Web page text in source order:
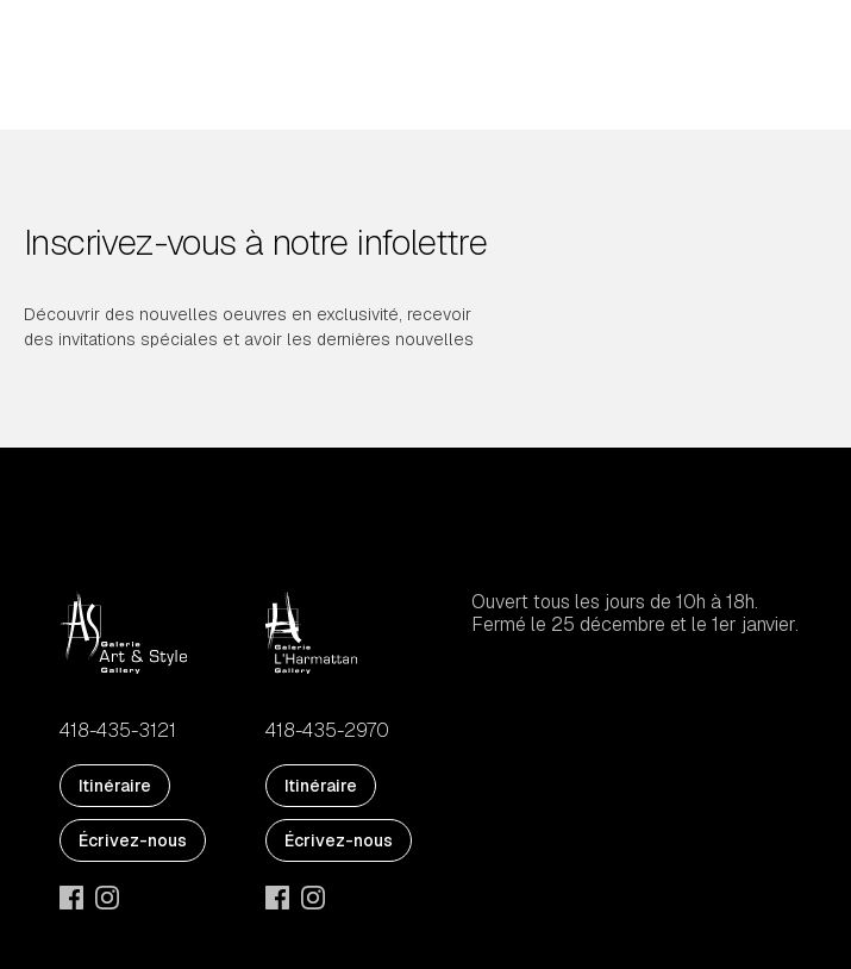
Inscrivez-vous à notre infolettre
Découvrir des nouvelles oeuvres en exclusivité, recevoir
des invitations spéciales et avoir les dernières nouvelles
418-435-3121
Itinéraire
Écrivez-nous
418-435-2970
Itinéraire
Écrivez-nous
Ouvert tous les jours de 10h à 18h.
Fermé le 25 décembre et le 1er janvier.